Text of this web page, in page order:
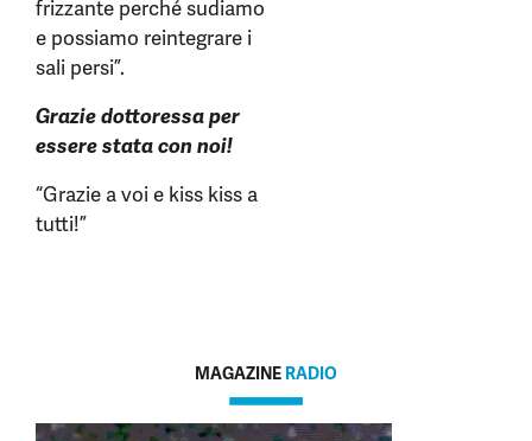
frizzante perché sudiamo
e possiamo reintegrare i
sali persi”.
Grazie dottoressa per
essere stata con noi!
“Grazie a voi e kiss kiss a
tutti!”
MAGAZINE RADIO